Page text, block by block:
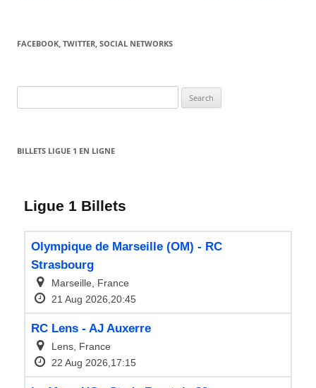
FACEBOOK, TWITTER, SOCIAL NETWORKS
for:
BILLETS LIGUE 1 EN LIGNE